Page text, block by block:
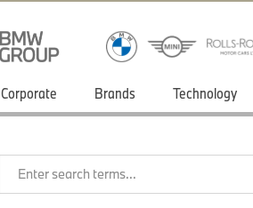
Corporate Brands Technology
Enter search terms...